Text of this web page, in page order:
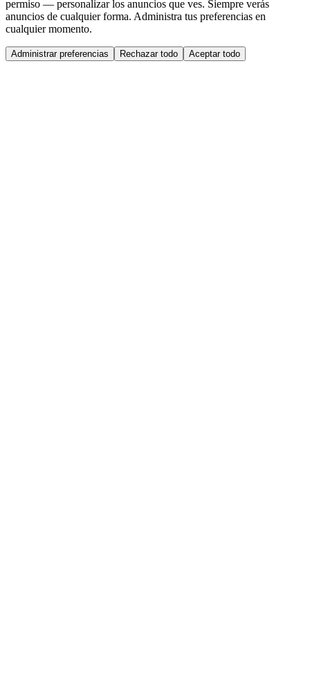
permiso — personalizar los anuncios que ves. Siempre verás
anuncios de cualquier forma. Administra tus preferencias en
cualquier momento.
Administrar preferencias Rechazar todo Aceptar todo